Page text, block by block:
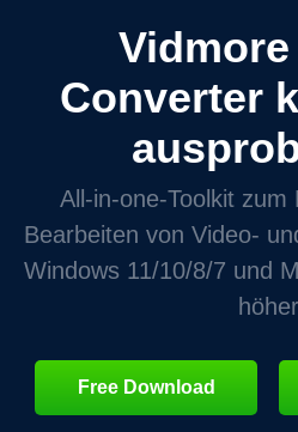
Converter
All‑in‑one‑Toolkit
Bearbeiten von Video‑
Windows 11/10/8/7 und
höher
Free Download